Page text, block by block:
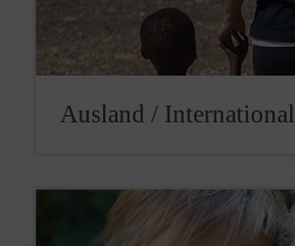
Ausland / International